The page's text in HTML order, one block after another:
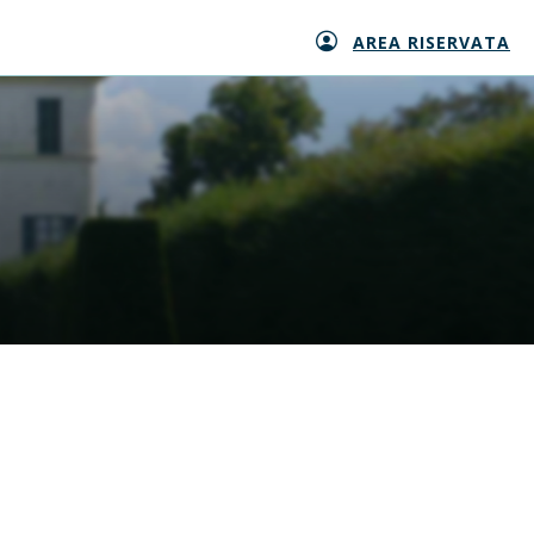
AREA RISERVATA